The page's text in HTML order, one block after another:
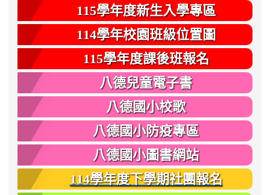
115學年度新生入學專區
114學年校園班級位置圖
115學年度課後班報名
八德兒童電子書
八德國小校歌
八德國小防疫專區
八德國小圖書網站
114學年度下學期社團報名